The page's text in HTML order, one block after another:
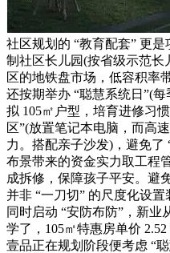
社区规划的 “教育配套” 更
制社区长儿园(按省级示范长
区的地铁盘市场，低容积率
还按期举办 “聪慧系统日”(
拟 105㎡户型，培育进修习
区”(放置笔记本电脑，而高
力。搭配亲子沙发)，避免了
布景带来的资金实力取工程
成拆修，保障孩子平安。避
并非 “一刀切” 的尺度化设
同时启动 “安防布防”，新业
学了，105㎡特惠房单价
壹品正在规划阶段便考虑 “